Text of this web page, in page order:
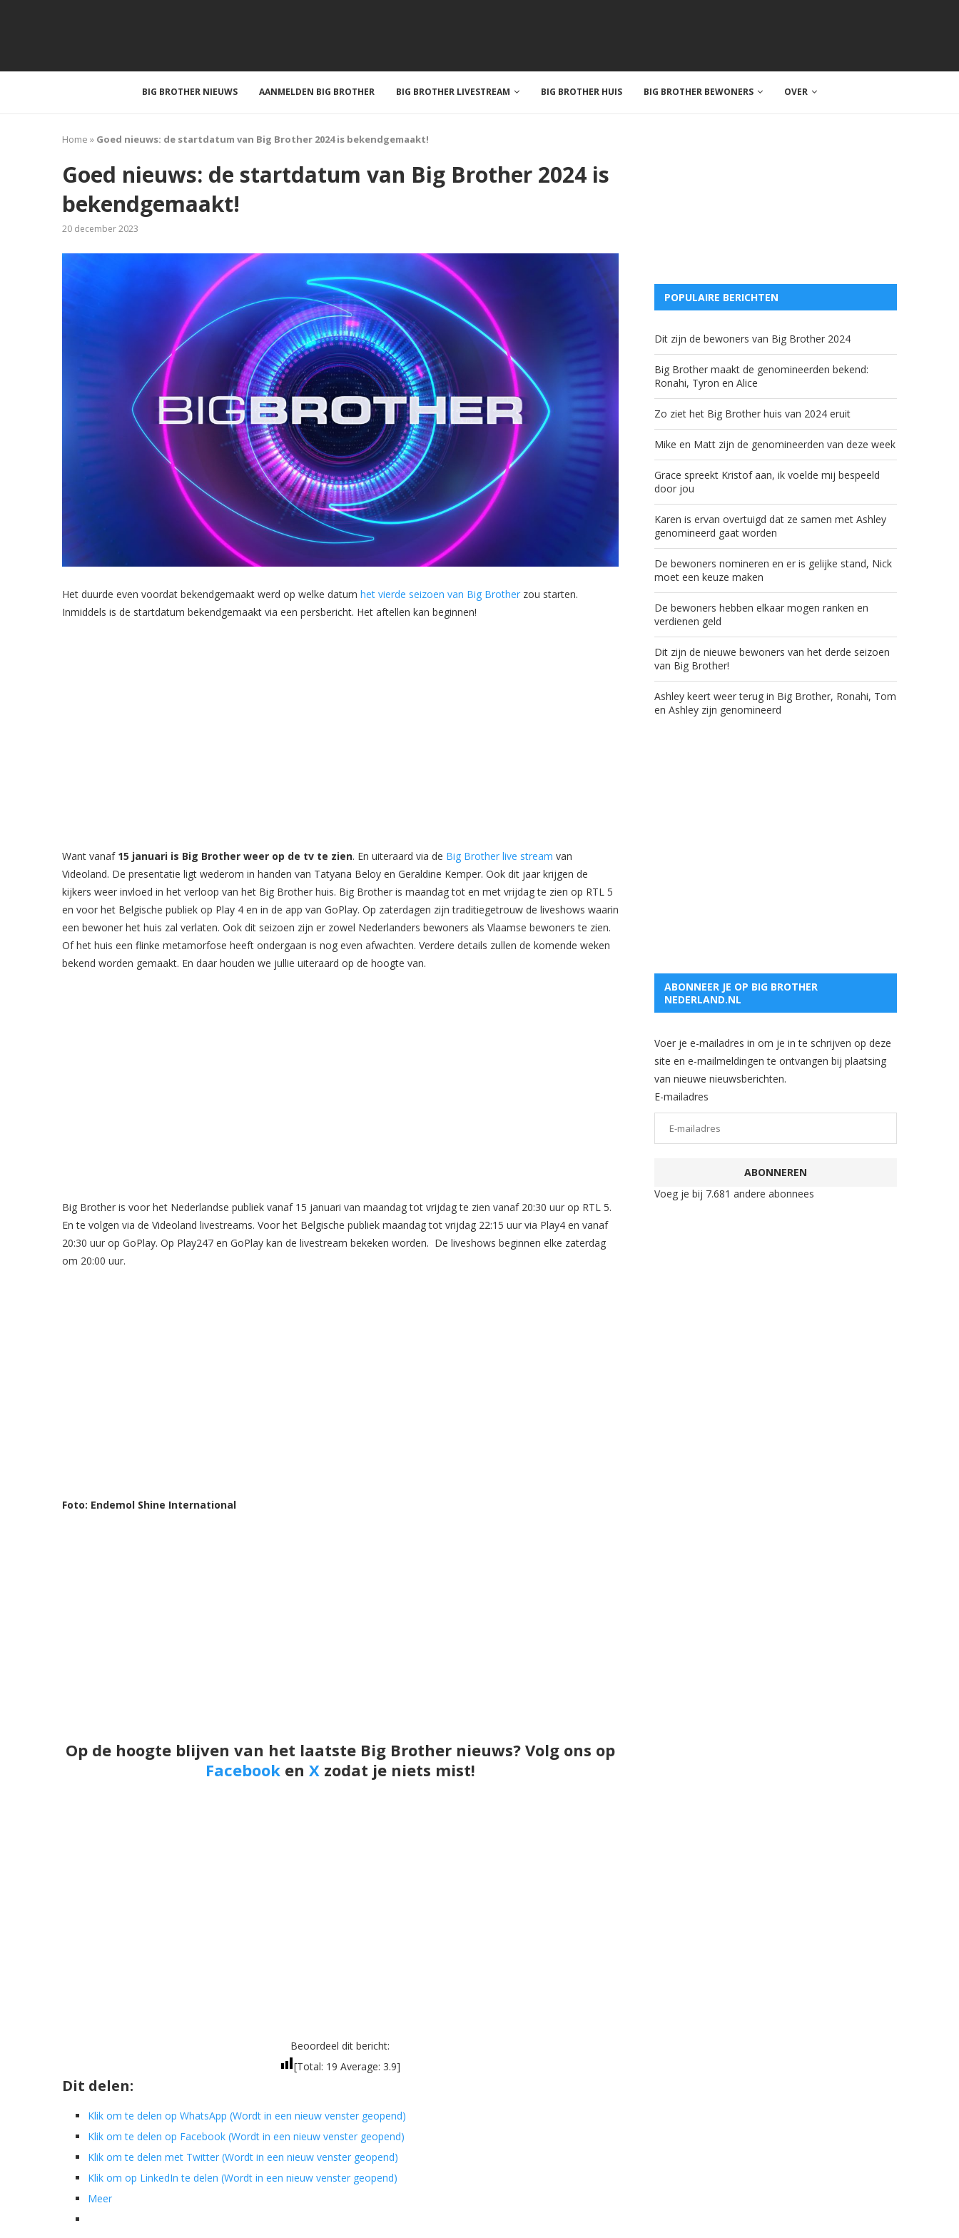
BIG BROTHER NIEUWS AANMELDEN BIG BROTHER BIG BROTHER LIVESTREAM BIG BROTHER HUIS BIG BROTHER BEWONERS OVER
Home » Goed nieuws: de startdatum van Big Brother 2024 is bekendgemaakt!
Goed nieuws: de startdatum van Big Brother 2024 is
bekendgemaakt!
20 december 2023
Het duurde even voordat bekendgemaakt werd op welke datum het vierde seizoen van Big Brother zou starten.
Inmiddels is de startdatum bekendgemaakt via een persbericht. Het aftellen kan beginnen!
Want vanaf15 januari is Big Brother weer op de tv te zien. En uiteraard via de Big Brother live stream van
Videoland. De presentatie ligt wederom in handen van Tatyana Beloy en Geraldine Kemper. Ook dit jaar krijgen de
kijkers weer invloed in het verloop van het Big Brother huis. Big Brother is maandag tot en met vrijdag te zien op RTL 5
en voor het Belgische publiek op Play 4 en in de app van GoPlay. Op zaterdagen zijn traditiegetrouw de liveshows waarin
een bewoner het huis zal verlaten. Ook dit seizoen zijn er zowel Nederlanders bewoners als Vlaamse bewoners te zien.
Of het huis een flinke metamorfose heeft ondergaan is nog even afwachten. Verdere details zullen de komende weken
bekend worden gemaakt. En daar houden we jullie uiteraard op de hoogte van.
Big Brother is voor het Nederlandse publiek vanaf 15 januari van maandag tot vrijdag te zien vanaf 20:30 uur op RTL 5.
En te volgen via de Videoland livestreams. Voor het Belgische publiek maandag tot vrijdag 22:15 uur via Play4 en vanaf
20:30 uur op GoPlay. Op Play247 en GoPlay kan de livestream bekeken worden. De liveshows beginnen elke zaterdag
om 20:00 uur.
Foto: Endemol Shine International
Op de hoogte blijven van het laatste Big Brother nieuws? Volg ons op
Facebooken X zodat je niets mist!
Beoordeel dit bericht:
[Total: 19 Average: 3.9]
Dit delen:
Klik om te delen op WhatsApp (Wordt in een nieuw venster geopend)
Klik om te delen op Facebook (Wordt in een nieuw venster geopend)
Klik om te delen met Twitter (Wordt in een nieuw venster geopend)
Klik om op LinkedIn te delen (Wordt in een nieuw venster geopend)
Meer
POPULAIRE BERICHTEN
Dit zijn de bewoners van Big Brother 2024
Big Brother maakt de genomineerden bekend:
Ronahi, Tyron en Alice
Zo ziet het Big Brother huis van 2024 eruit
Mike en Matt zijn de genomineerden van deze week
Grace spreekt Kristof aan, ik voelde mij bespeeld
door jou
Karen is ervan overtuigd dat ze samen met Ashley
genomineerd gaat worden
De bewoners nomineren en er is gelijke stand, Nick
moet een keuze maken
De bewoners hebben elkaar mogen ranken en
verdienen geld
Dit zijn de nieuwe bewoners van het derde seizoen
van Big Brother!
Ashley keert weer terug in Big Brother, Ronahi, Tom
en Ashley zijn genomineerd
ABONNEER JE OP BIG BROTHER
NEDERLAND.NL
Voer je e-mailadres in om je in te schrijven op deze
site en e-mailmeldingen te ontvangen bij plaatsing
van nieuwe nieuwsberichten.
E-mailadres
ABONNEREN
Voeg je bij 7.681 andere abonnees